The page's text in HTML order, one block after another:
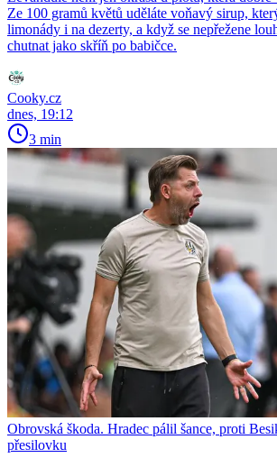
Ze 100 gramů květů uděláte voňavý sirup,
limonády i na dezerty, a když se nepřežene
chutnat jako skříň po babičce.
Cooky.cz
dnes, 19:12
3 min
Obrovská škoda. Hradec pálil šance, proti
přesilovku